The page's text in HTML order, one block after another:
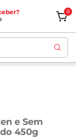
0
e Sem
450g